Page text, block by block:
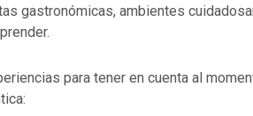
gastronómicas, ambientes
para tener en cuenta al